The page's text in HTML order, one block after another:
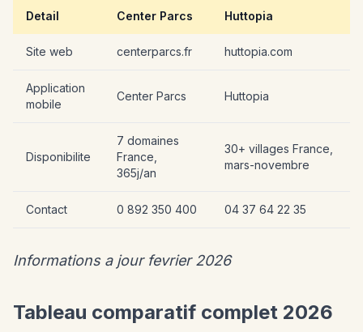
Detail Center Parcs Huttopia
Site web centerparcs.fr huttopia.com
Application
mobile
Center Parcs Huttopia
Disponibilite
7 domaines
France,
365j/an
30+ villages France,
mars-novembre
Contact 0 892 350 400 04 37 64 22 35
Informations a jour fevrier 2026
Tableau comparatif complet 2026